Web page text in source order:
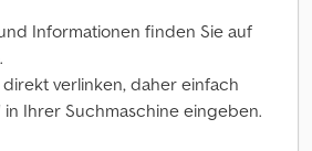
Informationen finden Sie auf
verlinken, daher einfach
Ihrer Suchmaschine eingeben.